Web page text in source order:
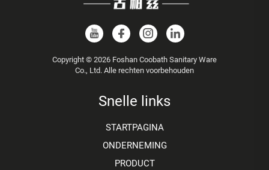
Copyright © 2026 Foshan Coobath Sanitary Ware
Co., Ltd. Alle rechten voorbehouden
Snelle links
STARTPAGINA
ONDERNEMING
PRODUCT